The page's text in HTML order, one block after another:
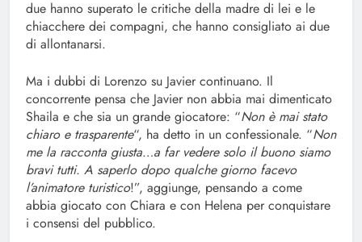
due hanno superato le critiche della madre di lei e le
chiacchere dei compagni, che hanno consigliato ai due
di allontanarsi.
Ma i dubbi di Lorenzo su Javier continuano. Il
concorrente pensa che Javier non abbia mai dimenticato
Shaila e che sia un grande giocatore: “Non è mai stato
chiaro e trasparente“, ha detto in un confessionale. “Non
me la racconta giusta…a far vedere solo il buono siamo
bravi tutti. A saperlo dopo qualche giorno facevo
l’animatore turistico!”, aggiunge, pensando a come
abbia giocato con Chiara e con Helena per conquistare
i consensi del pubblico.